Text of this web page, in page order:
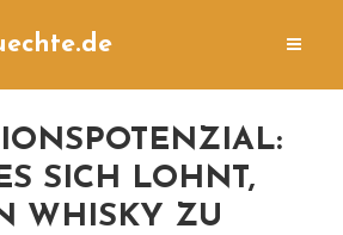
SICH LOHNT,
WHISKY ZU